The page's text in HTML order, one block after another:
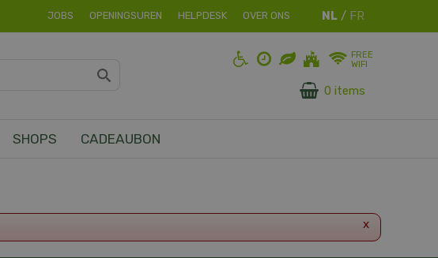
JOBS OPENINGSUREN HELPDESK OVER ONS
FREE
WIFI
0 items
SHOPS CADEAUBON
x